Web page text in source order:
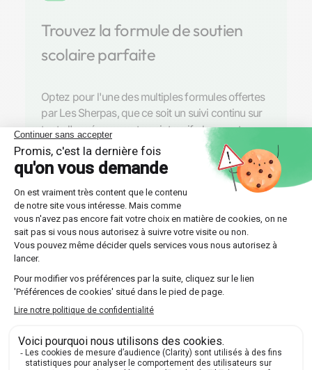
Trouvez la formule de soutien
scolaire parfaite
Optez pour l'une des multiples formules offertes
par Les Sherpas, que ce soit un suivi continu sur
toute l'année ou un stage intensif plus court.
Réponses aux questions
posées par nos futurs élèves
🔍